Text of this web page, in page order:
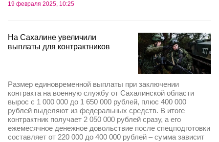
19 февраля 2025, 10:25
На Сахалине увеличили
выплаты для контрактников
Размер единовременной выплаты при заключении
контракта на военную службу от Сахалинской области
вырос с 1 000 000 до 1 650 000 рублей, плюс 400 000
рублей выделяют из федеральных средств. В итоге
контрактник получает 2 050 000 рублей сразу, а его
ежемесячное денежное довольствие после спецподготовки
составляет от 220 000 до 400 000 рублей – сумма зависит